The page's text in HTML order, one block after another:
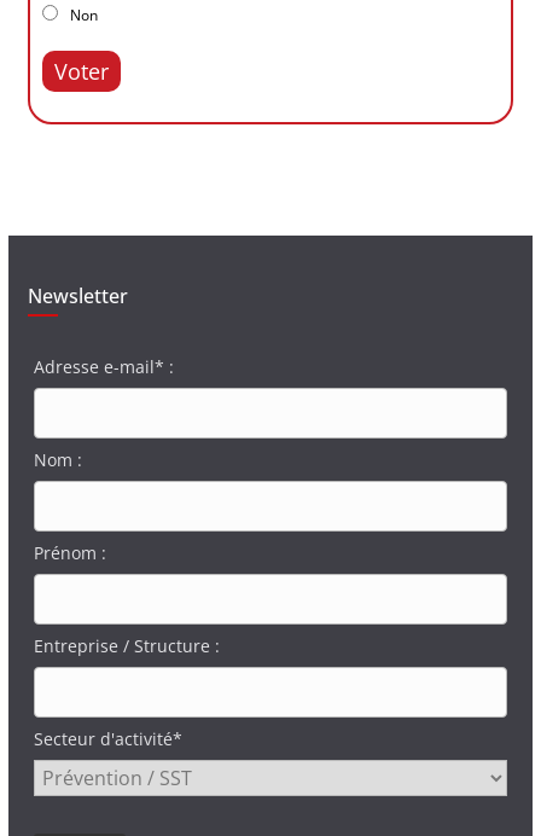
Non
Voter
Newsletter
Adresse e-mail* :
Nom :
Prénom :
Entreprise / Structure :
Secteur d'activité*